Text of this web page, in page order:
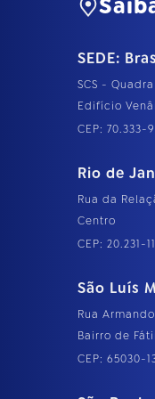
SEDE:
SCS -
Edifício
CEP: 70.333-
Rio de
Rua da
Centro
CEP: 20.231-
São Luís
Rua
Bairro de
CEP: 65030-